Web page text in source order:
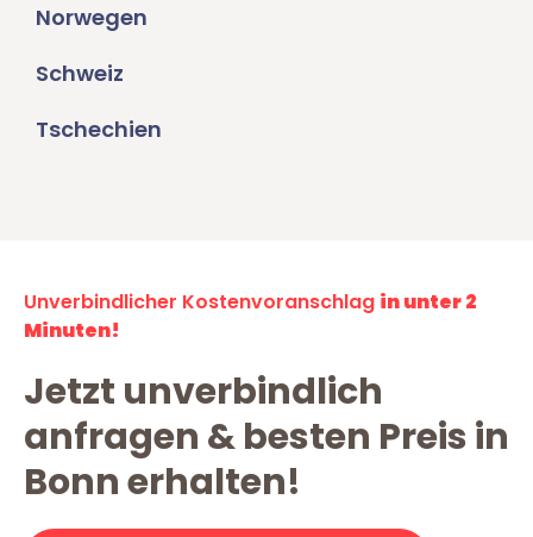
Norwegen
Schweiz
Tschechien
Unverbindlicher Kostenvoranschlag in unter 2
Minuten!
Jetzt unverbindlich
anfragen & besten Preis in
Bonn erhalten!